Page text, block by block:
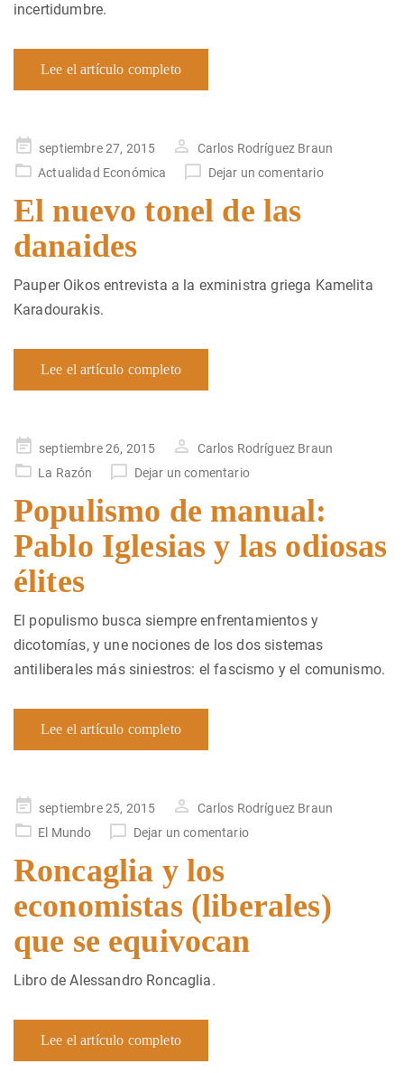
incertidumbre.
Lee el artículo completo
Publicado
en
septiembre 27, 2015
Carlos Rodríguez Braun
Actualidad Económica
Dejar un comentario
El nuevo tonel de las
danaides
Pauper Oikos entrevista a la exministra griega Kamelita
Karadourakis.
Lee el artículo completo
Publicado
en
septiembre 26, 2015
Carlos Rodríguez Braun
La Razón
Dejar un comentario
Populismo de manual:
Pablo Iglesias y las odiosas
élites
El populismo busca siempre enfrentamientos y
dicotomías, y une nociones de los dos sistemas
antiliberales más siniestros: el fascismo y el comunismo.
Lee el artículo completo
Publicado
en
septiembre 25, 2015
Carlos Rodríguez Braun
El Mundo
Dejar un comentario
Roncaglia y los
economistas (liberales)
que se equivocan
Libro de Alessandro Roncaglia.
Lee el artículo completo